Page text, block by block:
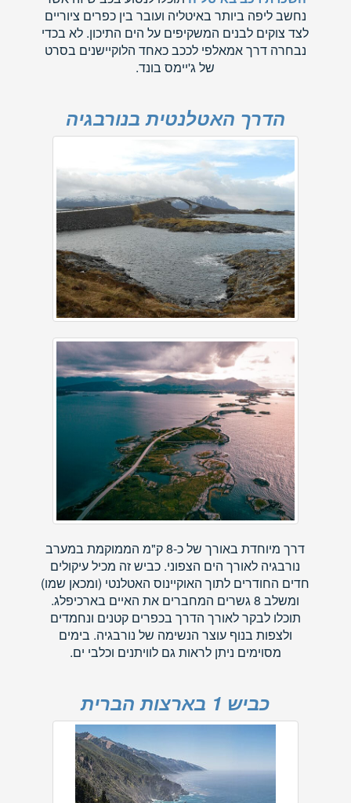
נחשב ליפה ביותר באיטליה ועובר בין כפרים ציוריים
לצד צוקים לבנים המשקיפים על הים התיכון. לא בכדי
נבחרה דרך אמאלפי לככב כאחד הלוקיישנים בסרט
של ג'יימס בונד.
הדרך האטלנטית בנורבגיה
דרך מיוחדת באורך של כ-8 ק"מ הממוקמת במערב
נורבגיה לאורך הים הצפוני. כביש זה מכיל עיקולים
חדים החודרים לתוך האוקיינוס האטלנטי (ומכאן שמו)
ומשלב 8 גשרים המחברים את האיים בארכיפלג.
תוכלו לבקר לאורך הדרך בכפרים קטנים ונחמדים
ולצפות בנוף עוצר הנשימה של נורבגיה. בימים
מסוימים ניתן לראות גם לוויתנים וכלבי ים.
כביש 1 בארצות הברית